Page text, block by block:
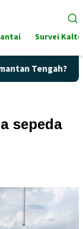
Survei
sepeda